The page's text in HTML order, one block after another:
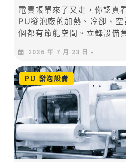
電費帳單來了又走，你認真
PU發泡廠的加熱、冷卻、
個都有節能空間。立鋒設備
文提供可落地的三段節能攻略
2026 年 7 月 23 日 •
PU 發泡設備